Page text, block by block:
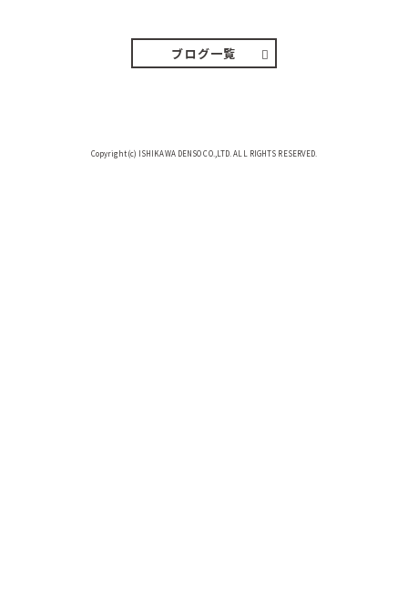
ブログ一覧
Copyright(c) ISHIKAWA DENSO CO.,LTD. ALL RIGHTS RESERVED.